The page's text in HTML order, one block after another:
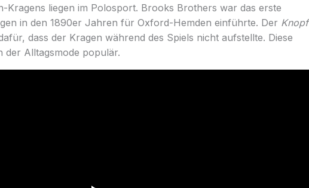
Kragens liegen im Polosport. Brooks Brothers war das erste
in den 1890er Jahren für Oxford-Hemden einführte. Der Knopf
dass der Kragen während des Spiels nicht aufstellte. Diese
der Alltagsmode populär.